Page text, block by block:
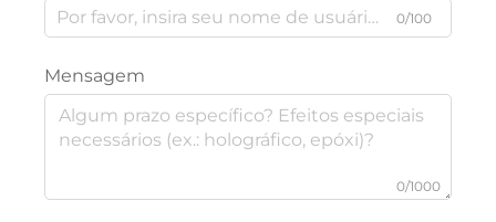
0/100
Mensagem
0/1000